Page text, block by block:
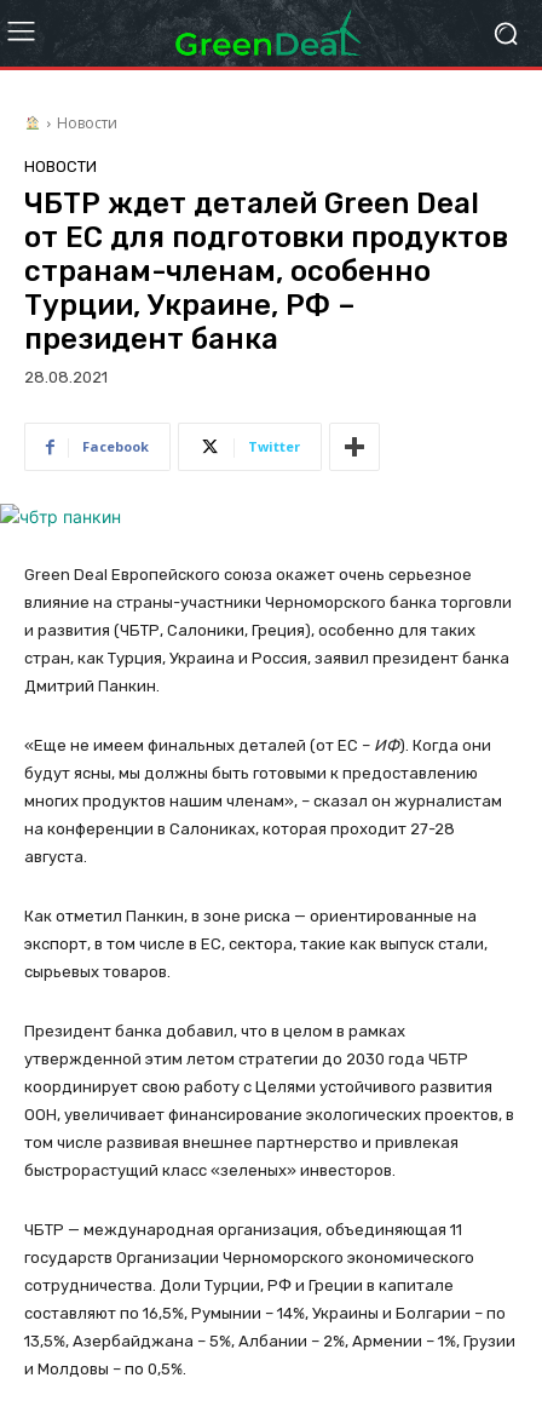
Новости
НОВОСТИ
ЧБТР ждет деталей Green Deal
от ЕС для подготовки продуктов
странам-членам, особенно
Турции, Украине, РФ –
президент банка
28.08.2021
Facebook Twitter
Green Deal Европейского cоюза окажет очень серьезное
влияние на страны-участники Черноморского банка торговли
и развития (ЧБТР, Салоники, Греция), особенно для таких
стран, как Турция, Украина и Россия, заявил президент банка
Дмитрий Панкин.
«Еще не имеем финальных деталей (от ЕС – ИФ). Когда они
будут ясны, мы должны быть готовыми к предоставлению
многих продуктов нашим членам», – сказал он журналистам
на конференции в Салониках, которая проходит 27-28
августа.
Как отметил Панкин, в зоне риска — ориентированные на
экспорт, в том числе в ЕС, сектора, такие как выпуск стали,
сырьевых товаров.
Президент банка добавил, что в целом в рамках
утвержденной этим летом стратегии до 2030 года ЧБТР
координирует свою работу с Целями устойчивого развития
ООН, увеличивает финансирование экологических проектов, в
том числе развивая внешнее партнерство и привлекая
быстрорастущий класс «зеленых» инвесторов.
ЧБТР — международная организация, объединяющая 11
государств Организации Черноморского экономического
сотрудничества. Доли Турции, РФ и Греции в капитале
составляют по 16,5%, Румынии – 14%, Украины и Болгарии – по
13,5%, Азербайджана – 5%, Албании – 2%, Армении – 1%, Грузии
и Молдовы – по 0,5%.